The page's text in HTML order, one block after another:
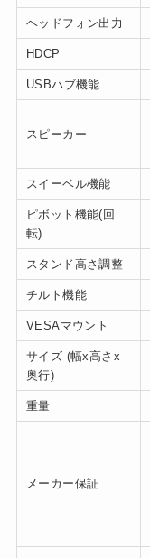
ヘッドフォン出力
HDCP
USBハブ機能
スピーカー
スイーベル機能
ピボット機能(回
転)
スタンド高さ調整
チルト機能
VESAマウント
サイズ (幅x高さx
奥行)
重量
メーカー保証